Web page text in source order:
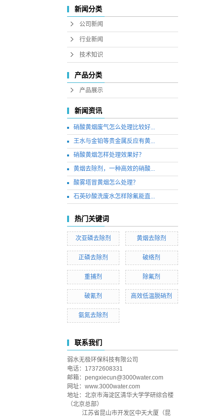
新闻分类
公司新闻
行业新闻
技术知识
产品分类
产品展示
新闻资讯
硝酸黄烟废气怎么处理比较好...
王水与金铂等贵金属反应有黄...
硝酸黄烟怎样处理效果好？
黄烟去除剂，一种高效的硝酸...
酸雾塔冒黄烟怎么处理？
石英砂酸洗废水怎样除氟能直...
热门关键词
次亚磷去除剂 黄烟去除剂
正磷去除剂 破络剂
重捕剂 除氟剂
破氰剂 高效低温脱硝剂
氨氮去除剂
联系我们
弱水无极环保科技有限公司
电话：17372608331
邮箱：pengxiecun@3000water.com
网址：www.3000water.com
地址： 北京市海淀区清华大学学研综合楼
（北京总部）
江苏省昆山市开发区中天大厦（昆